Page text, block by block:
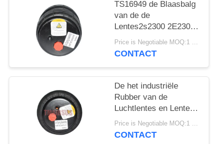
TS16949 de Blaasbalg
van de de
Lentes2s2300 2E2300
Lucht van de
vrachtwagenlucht
Price is Negotiable MOQ:1 PC
CONTACT
De het industriële
Rubber van de
Luchtlentes en Lente
van de Staal2e6*6
2S70-13 Lucht
Price is Negotiable MOQ:1 PC
CONTACT